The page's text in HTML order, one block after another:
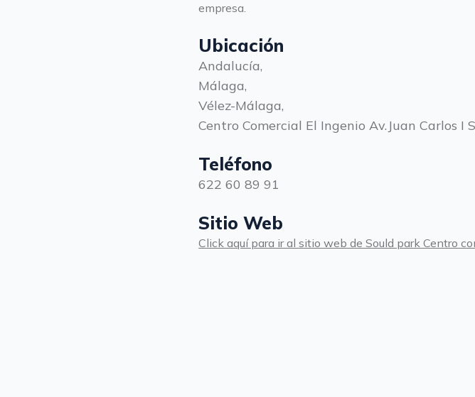
empresa.
Ubicación
Andalucía,
Málaga,
Vélez-Málaga,
Centro Comercial El Ingenio Av.Juan Carlos I
Teléfono
622 60 89 91
Sitio Web
Click aquí para ir al sitio web de Sould park Centro